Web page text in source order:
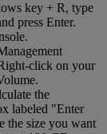
key + R, type
press Enter.
click on your
the
labeled "Enter
the size you want